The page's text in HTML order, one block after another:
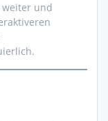
weiter und